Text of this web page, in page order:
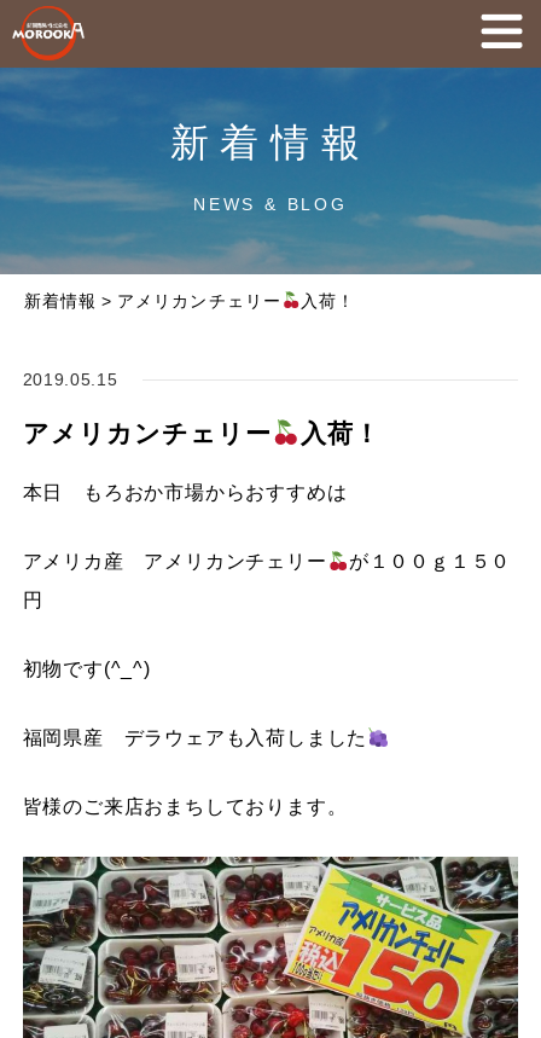
新着情報
NEWS & BLOG
新着情報 > アメリカンチェリー 入荷！
2019.05.15
アメリカンチェリー 入荷！
本日 もろおか市場からおすすめは
アメリカ産 アメリカンチェリー
が１００ｇ１５０
円
初物です(^_^)
福岡県産 デラウェアも入荷しました
皆様のご来店おまちしております。